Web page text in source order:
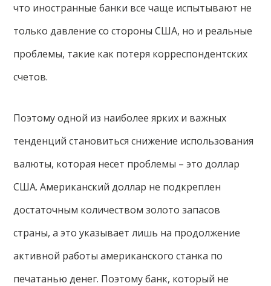
что иностранные банки все чаще испытывают не
только давление со стороны США, но и реальные
проблемы, такие как потеря корреспондентских
счетов.
Поэтому одной из наиболее ярких и важных
тенденций становиться снижение использования
валюты, которая несет проблемы – это доллар
США. Американский доллар не подкреплен
достаточным количеством золото запасов
страны, а это указывает лишь на продолжение
активной работы американского станка по
печатанью денег. Поэтому банк, который не